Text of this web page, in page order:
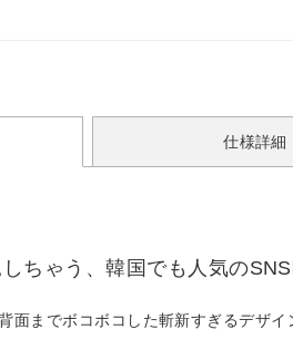
仕様詳細
ちゃう、韓国でも人気の
面までボコボコした斬新すぎるデザ